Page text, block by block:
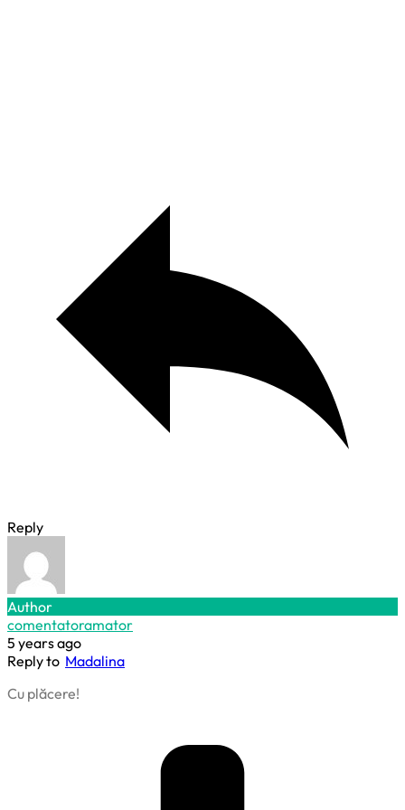
Reply
Author
comentatoramator
5 years ago
Reply to Madalina
Cu plăcere!